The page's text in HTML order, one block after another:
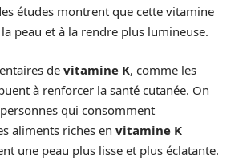
études montrent que cette vitamine
peau et à la rendre plus lumineuse.
de vitamine K, comme les
à renforcer la santé cutanée. On
qui consomment
aliments riches en vitamine K
une peau plus lisse et plus éclatante.